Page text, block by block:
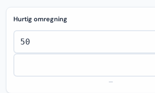
Hurtig omregning
—